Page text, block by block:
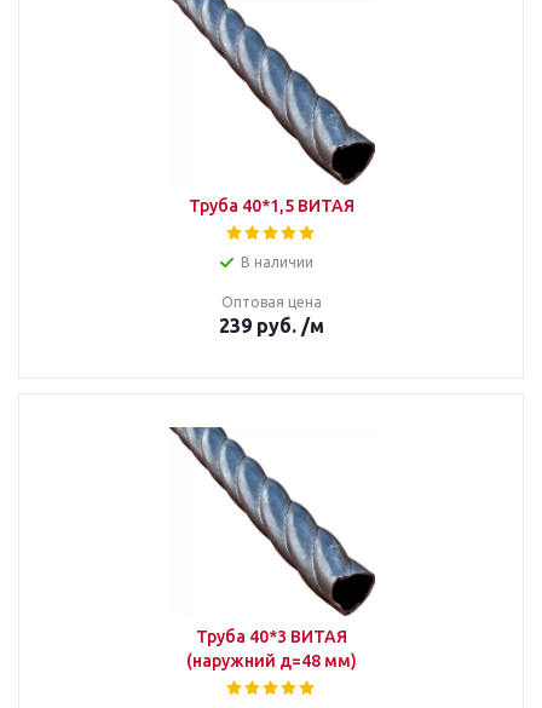
Труба 40*1,5 ВИТАЯ
В наличии
Оптовая цена
239 руб. /м
Труба 40*3 ВИТАЯ
(наружний д=48 мм)